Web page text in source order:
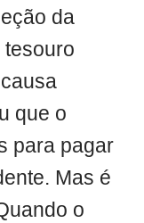
da
que o
para pagar
Mas é
o